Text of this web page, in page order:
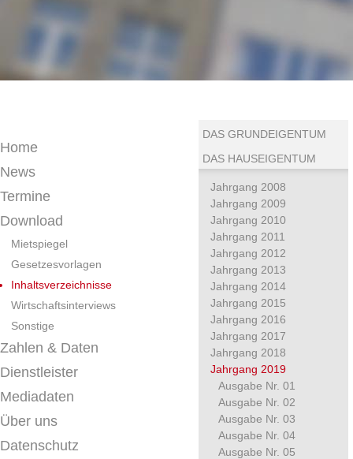
Home
News
Termine
Download
Mietspiegel
Gesetzesvorlagen
Inhaltsverzeichnisse
Wirtschaftsinterviews
Sonstige
Zahlen & Daten
Dienstleister
Mediadaten
Über uns
Datenschutz
DAS GRUNDEIGENTUM
DAS HAUSEIGENTUM
Jahrgang 2008
Jahrgang 2009
Jahrgang 2010
Jahrgang 2011
Jahrgang 2012
Jahrgang 2013
Jahrgang 2014
Jahrgang 2015
Jahrgang 2016
Jahrgang 2017
Jahrgang 2018
Jahrgang 2019
Ausgabe Nr. 01
Ausgabe Nr. 02
Ausgabe Nr. 03
Ausgabe Nr. 04
Ausgabe Nr. 05